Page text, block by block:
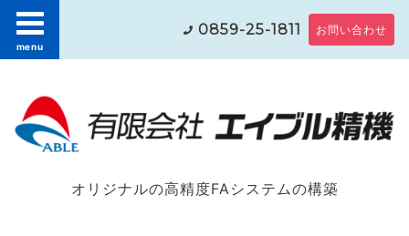
menu
0859-25-1811 お問い合わせ
オリジナルの高精度FAシステムの構築